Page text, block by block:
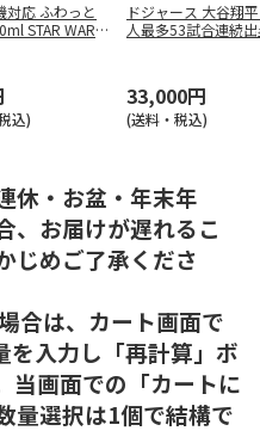
対応 ふわっと
STAR WAR
込)
ドジャース 大谷翔
人最多53試合連続
33,000円
(送料・税込)
休・お盆・年末年
、お届けが遅れるこ
じめご了承くださ
合は、カート画面で
を入力し「再計算」ボ
当画面での「カートに
量選択は1個で結構で